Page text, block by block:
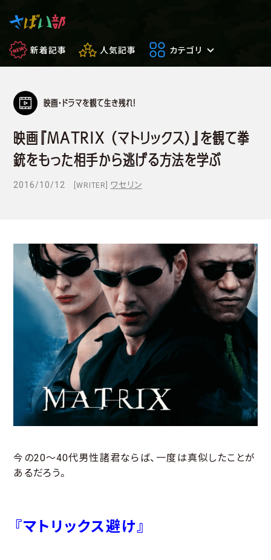
新着記事 人気記事 カテゴリ
マンガ・アニメ
ゲーム 日常のサバイ
フィールドレビュー やってみた
映画・ドラマを観て生き残れ！
映画『MATRIX （マトリックス）』を観て拳
銃をもった相手から逃げる方法を学ぶ
2016/10/12 [WRITER] ワセリン
今の20～40代男性諸君ならば、一度は真似したことが
あるだろう。
『マトリックス避け』